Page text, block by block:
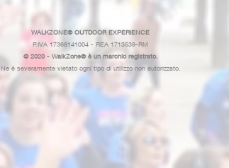
WALKZONE®OUTDOOR EXPERIENCE
P.IVA 17366141004 - REA 1713539-RM
© 2020 - WalkZone® è un marchio registrato.
Ne è severamente vietato ogni tipo di utilizzo non autorizzato.